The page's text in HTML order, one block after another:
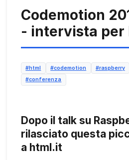
Codemotion
- intervista
#html #codemotion #raspberry
#conferenza
Dopo il talk su
rilasciato questa
a html.it